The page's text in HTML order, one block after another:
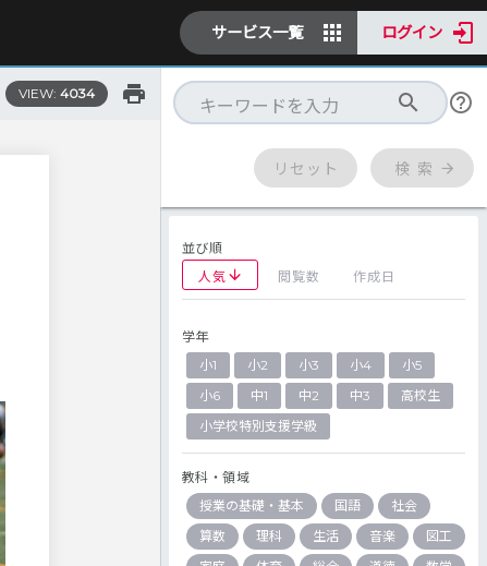
サービス一覧 ログイン
VIEW: 4034
リセット 検 索
並び順
人気
閲覧数 作成日
学年
小1
小2 小3 小4
小5
小6
中1 中2 中3
高校生
小学校特別支援学級
教科・領域
授業の基礎・基本
国語
社会
算数
理科 生活 音楽
図工